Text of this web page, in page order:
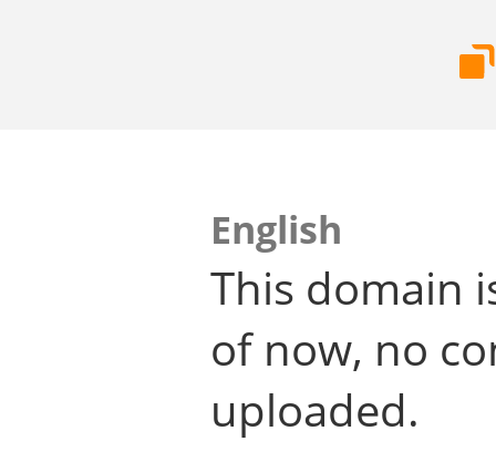
English
This domain
of now, no
uploaded.